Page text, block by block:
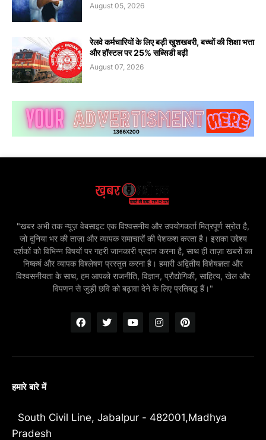
August 05, 2026
रेलवे कर्मचारियों के लिए बड़ी खुशखबरी, बच्चों की शिक्षा भत्ता
और हॉस्टल पर 25% सब्सिडी बढ़ी
August 07, 2026
"खबर अभी तक न्यूज़ वेबसाइट एक विश्वसनीय और उपयोगकर्ता मित्रपूर्ण स्रोत है,
जो दुनिया भर की ताज़ा और व्यापक समाचारों की पेशकश करता है। इसका उद्देश्य
दर्शकों को विभिन्न विषयों पर गहरी जानकारी प्रदान करना है, साथ ही ताज़ा खबरों का
निष्कर्ष और व्यापक विश्लेषण प्रस्तुत करना है। हमारी अद्वितीय विशेषज्ञता और
विश्वसनीयता के साथ, हम आपको राजनीति, विज्ञान, प्रौद्योगिकी, साहित्य, खेल और
विपणन से जुड़ी छवि को बढ़ावा देने के लिए प्रतिबद्ध हैं।"
हमारे बारे में
South Civil Line, Jabalpur - 482001,Madhya
Pradesh